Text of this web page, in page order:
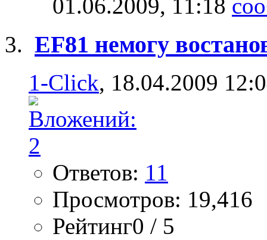
01.06.2009, 11:18
EF81 немогу
1-Click, 18.04.2009
Ответов: 11
Просмотров: 19,416
Рейтинг0 / 5